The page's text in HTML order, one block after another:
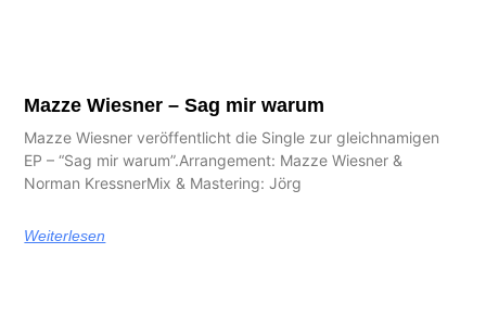
Mazze Wiesner – Sag mir warum
Mazze Wiesner veröffentlicht die Single zur gleichnamigen
EP – “Sag mir warum”.Arrangement: Mazze Wiesner &
Norman KressnerMix & Mastering: Jörg
Weiterlesen